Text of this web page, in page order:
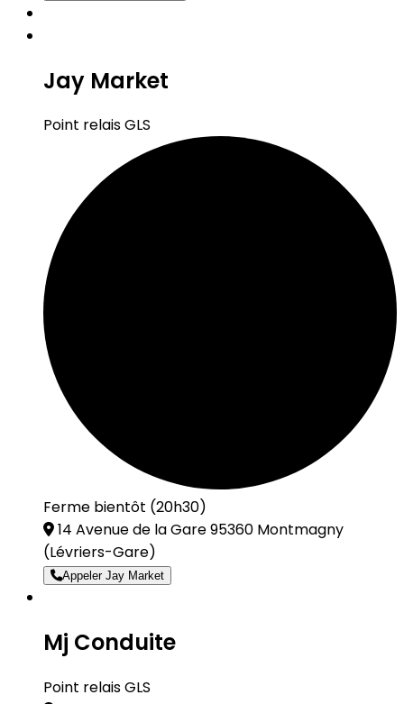
Jay Market
Point relais GLS
Ferme bientôt (20h30)
14 Avenue de la Gare 95360 Montmagny
(Lévriers-Gare)
Appeler Jay Market
Mj Conduite
Point relais GLS